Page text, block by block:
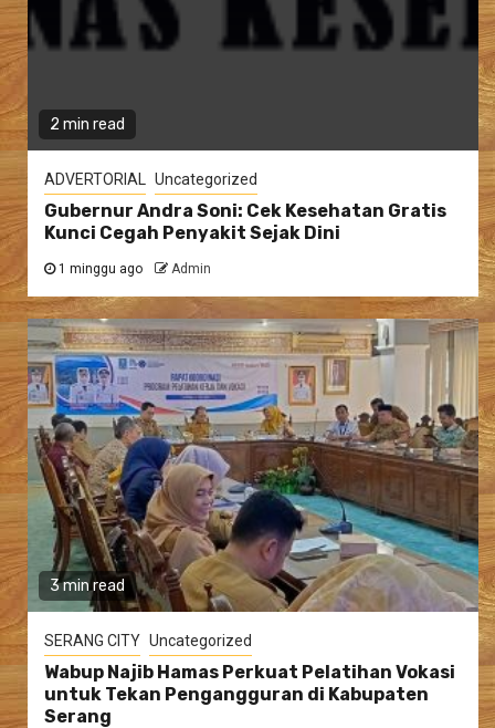
2 min read
ADVERTORIAL Uncategorized
Gubernur Andra Soni: Cek Kesehatan Gratis
Kunci Cegah Penyakit Sejak Dini
1 minggu ago Admin
3 min read
SERANG CITY Uncategorized
Wabup Najib Hamas Perkuat Pelatihan Vokasi
untuk Tekan Pengangguran di Kabupaten
Serang